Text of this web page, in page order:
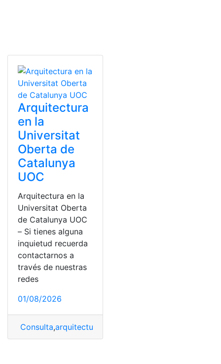
Arquitectura
en la
Universitat
Oberta de
Catalunya
UOC
Arquitectura en la
Universitat Oberta
de Catalunya UOC
– Si tienes alguna
inquietud recuerda
contactarnos a
través de nuestras
redes
01/08/2026
Consulta,arquitectura